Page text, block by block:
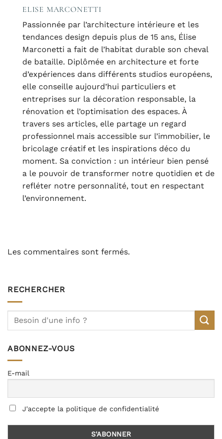
ELISE MARCONETTI
Passionnée par l’architecture intérieure et les
tendances design depuis plus de 15 ans, Élise
Marconetti a fait de l’habitat durable son cheval
de bataille. Diplômée en architecture et forte
d’expériences dans différents studios européens,
elle conseille aujourd’hui particuliers et
entreprises sur la décoration responsable, la
rénovation et l’optimisation des espaces. À
travers ses articles, elle partage un regard
professionnel mais accessible sur l’immobilier, le
bricolage créatif et les inspirations déco du
moment. Sa conviction : un intérieur bien pensé
a le pouvoir de transformer notre quotidien et de
refléter notre personnalité, tout en respectant
l’environnement.
Les commentaires sont fermés.
RECHERCHER
ABONNEZ-VOUS
E-mail
J'accepte la politique de confidentialité